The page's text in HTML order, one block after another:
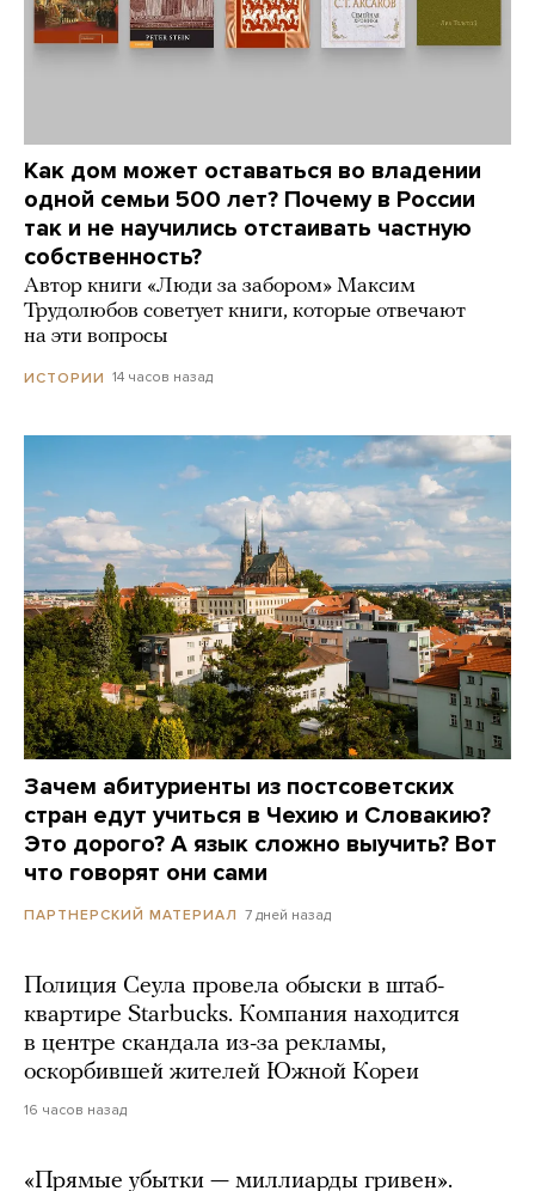
Как дом может оставаться во владении
одной семьи 500 лет? Почему в России
так и не научились отстаивать частную
собственность?
Автор книги «Люди за забором» Максим
Трудолюбов советует книги, которые отвечают
на эти вопросы
ИСТОРИИ 14 часов назад
Зачем абитуриенты из постсоветских
стран едут учиться в Чехию и Словакию?
Это дорого? А язык сложно выучить? Вот
что говорят они сами
ПАРТНЕРСКИЙ МАТЕРИАЛ 7 дней назад
Полиция Сеула провела обыски в штаб-
квартире Starbucks. Компания находится
в центре скандала из-за рекламы,
оскорбившей жителей Южной Кореи
16 часов назад
«Прямые убытки — миллиарды гривен».